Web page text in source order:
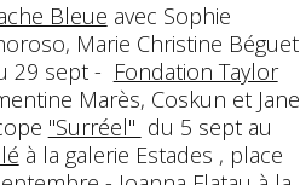
Bleue avec Sophie
Marie Christine Béguet
29 sept - Fondation Taylor
Marès, Coskun et Jane
"Surréel" du 5 sept au
à la galerie Estades , place